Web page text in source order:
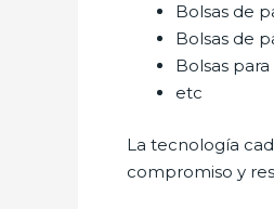
Bolsas de
Bolsas de
Bolsas
etc
La tecnología
compromiso y